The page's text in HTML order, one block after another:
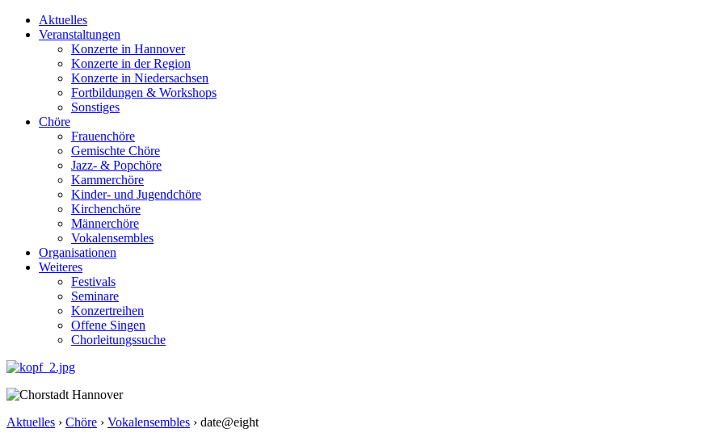
Aktuelles
Veranstaltungen
Konzerte in Hannover
Konzerte in der Region
Konzerte in Niedersachsen
Fortbildungen & Workshops
Sonstiges
Chöre
Frauenchöre
Gemischte Chöre
Jazz- & Popchöre
Kammerchöre
Kinder- und Jugendchöre
Kirchenchöre
Männerchöre
Vokalensembles
Organisationen
Weiteres
Festivals
Seminare
Konzertreihen
Offene Singen
Chorleitungssuche
Aktuelles › Chöre › Vokalensembles › date@eight